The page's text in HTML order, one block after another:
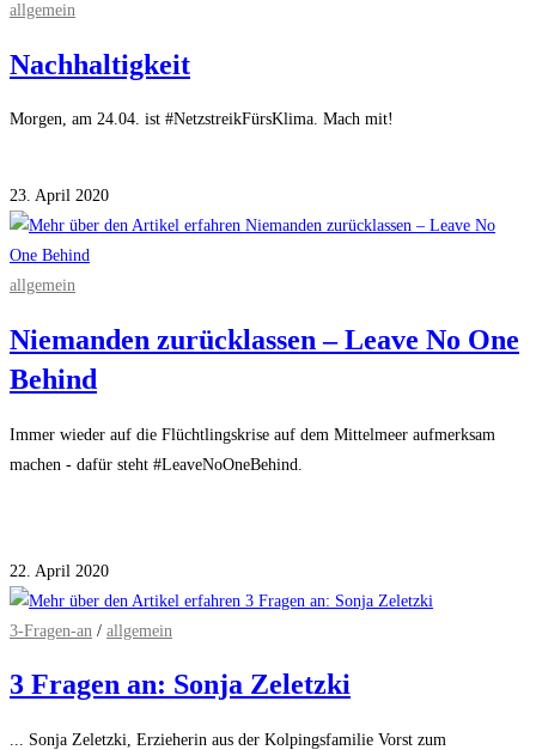
allgemein
Nachhaltigkeit
Morgen, am 24.04. ist #NetzstreikFürsKlima. Mach mit!
23. April 2020
allgemein
Niemanden zurücklassen – Leave No One
Behind
Immer wieder auf die Flüchtlingskrise auf dem Mittelmeer aufmerksam
machen - dafür steht #LeaveNoOneBehind.
22. April 2020
3-Fragen-an / allgemein
3 Fragen an: Sonja Zeletzki
... Sonja Zeletzki, Erzieherin aus der Kolpingsfamilie Vorst zum